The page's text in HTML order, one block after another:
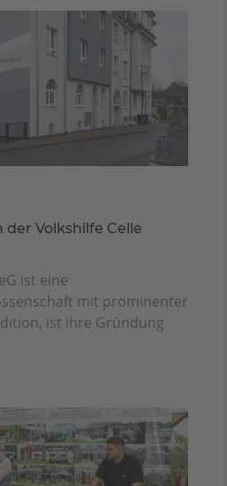
Volkshilfe Celle
ist eine
mit prominenter
ist ihre Gründung